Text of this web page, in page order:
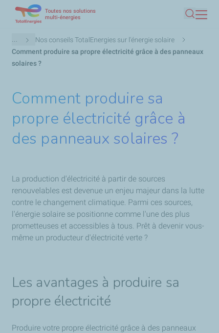
contenu
principal
Toutes nos solutions
multi-énergies
Fil
d'Ariane
...
Nos conseils TotalEnergies sur l'énergie solaire
Comment produire sa propre électricité grâce à des panneaux
solaires ?
Comment produire sa
propre électricité grâce à
des panneaux solaires ?
La production d'électricité à partir de sources
renouvelables est devenue un enjeu majeur dans la lutte
contre le changement climatique. Parmi ces sources,
l'énergie solaire se positionne comme l'une des plus
prometteuses et accessibles à tous. Prêt à devenir vous-
même un producteur d'électricité verte ?
Les avantages à produire sa
propre électricité
Produire votre propre électricité grâce à des panneaux